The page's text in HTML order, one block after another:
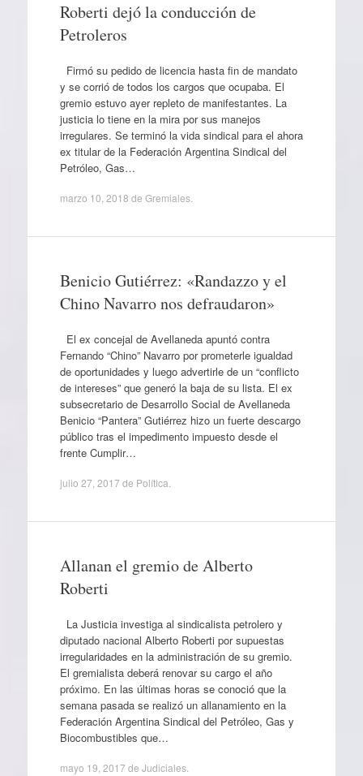
Roberti dejó la conducción de
Petroleros
Firmó su pedido de licencia hasta fin de mandato
y se corrió de todos los cargos que ocupaba. El
gremio estuvo ayer repleto de manifestantes. La
justicia lo tiene en la mira por sus manejos
irregulares. Se terminó la vida sindical para el ahora
ex titular de la Federación Argentina Sindical del
Petróleo, Gas…
marzo 10, 2018 de Gremiales.
Benicio Gutiérrez: «Randazzo y el
Chino Navarro nos defraudaron»
El ex concejal de Avellaneda apuntó contra
Fernando “Chino” Navarro por prometerle igualdad
de oportunidades y luego advertirle de un “conflicto
de intereses” que generó la baja de su lista. El ex
subsecretario de Desarrollo Social de Avellaneda
Benicio “Pantera” Gutiérrez hizo un fuerte descargo
público tras el impedimento impuesto desde el
frente Cumplir…
julio 27, 2017 de Política
Allanan el gremio de Alberto
Roberti
La Justicia investiga al sindicalista petrolero y
diputado nacional Alberto Roberti por supuestas
irregularidades en la administración de su gremio.
El gremialista deberá renovar su cargo el año
próximo. En las últimas horas se conoció que la
semana pasada se realizó un allanamiento en la
Federación Argentina Sindical del Petróleo, Gas y
Biocombustibles que…
mayo 19, 2017 de Judiciales.